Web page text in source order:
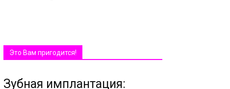
Это Вам пригодится!
Зубная имплантация: